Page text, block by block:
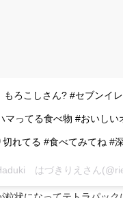
ろこしさん? #セブンイ
マってる食べ物 #おいし
れてる #食べてみてね #
はづきりえさん